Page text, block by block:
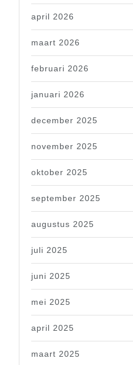
april 2026
maart 2026
februari 2026
januari 2026
december 2025
november 2025
oktober 2025
september 2025
augustus 2025
juli 2025
juni 2025
mei 2025
april 2025
maart 2025